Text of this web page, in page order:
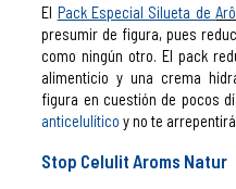
El Pack Especial Silueta de
presumir de figura, pues
como ningún otro. El pack
alimenticio y una crema
figura en cuestión de pocos
anticelulítico y no te
Stop Celulit Aroms Natur